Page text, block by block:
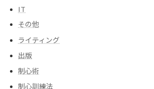
IT
その他
ライティング
出版
制心術
制心訓練法